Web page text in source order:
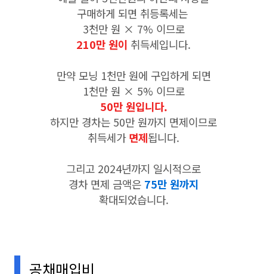
구매하게 되면 취등록세는
3천만 원 × 7% 이므로
210만 원이 취득세입니다.
만약 모닝 1천만 원에 구입하게 되면
1천만 원 × 5% 이므로
50만 원입니다.
하지만 경차는 50만 원까지 면제이므로
취득세가면제됩니다.
그리고 2024년까지 일시적으로
경차 면제 금액은 75만 원까지
확대되었습니다.
공채매입비